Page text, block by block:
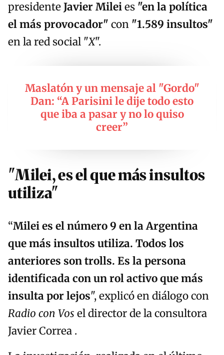
presidenteJavier Mileies "en la política
el más provocador" con "1.589 insultos"
en la red social "X".
Maslatón y un mensaje al "Gordo"
Dan: “A Parisini le dije todo esto
que iba a pasar y no lo quiso
creer”
"Milei, es el que más insultos
utiliza"
“Milei es el número 9 en la Argentina
que más insultos utiliza. Todos los
anteriores son trolls. Es la persona
identificada con un rol activo que más
insulta por lejos", explicó en diálogo con
Radio con Vos el director de la consultora
Javier Correa .